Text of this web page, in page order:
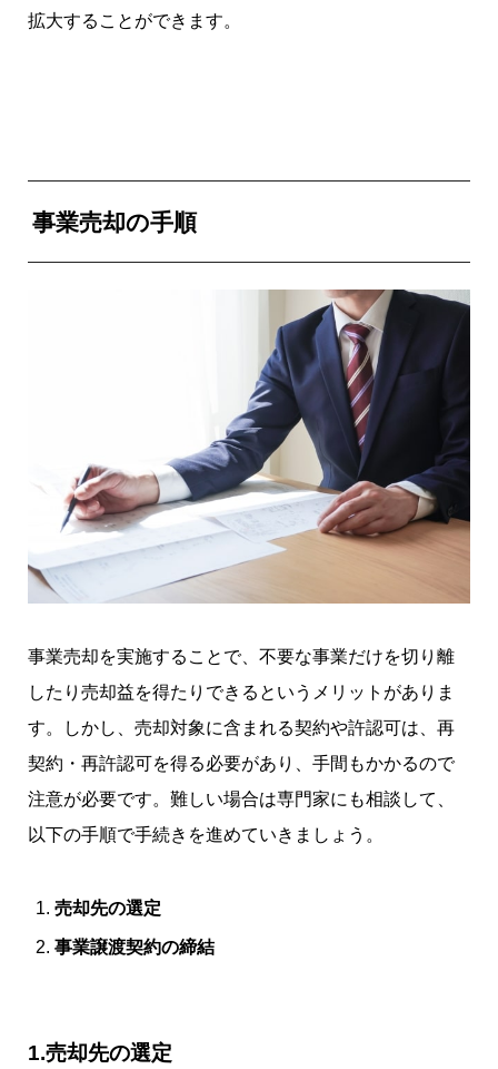
拡大することができます。
事業売却の手順
事業売却を実施することで、不要な事業だけを切り離
したり売却益を得たりできるというメリットがありま
す。しかし、売却対象に含まれる契約や許認可は、再
契約・再許認可を得る必要があり、手間もかかるので
注意が必要です。難しい場合は専門家にも相談して、
以下の手順で手続きを進めていきましょう。
売却先の選定
事業譲渡契約の締結
1.売却先の選定